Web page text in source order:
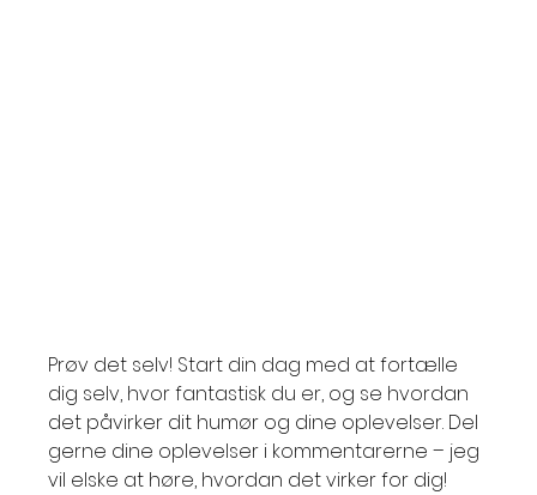
Prøv det selv! Start din dag med at fortælle
dig selv, hvor fantastisk du er, og se hvordan
det påvirker dit humør og dine oplevelser. Del
gerne dine oplevelser i kommentarerne – jeg
vil elske at høre, hvordan det virker for dig!